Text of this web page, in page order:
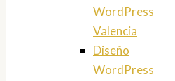
WordPress
Valencia
Diseño
WordPress